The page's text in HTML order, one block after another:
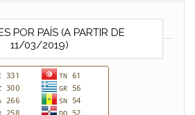
POR PAÍS (A PARTIR DE
11/03/2019)